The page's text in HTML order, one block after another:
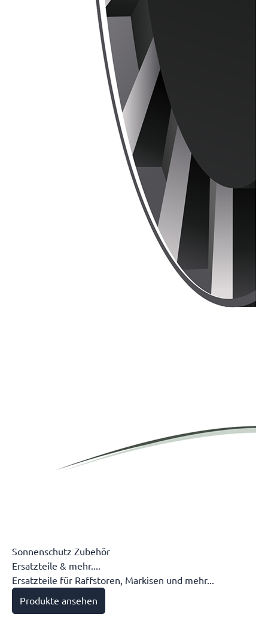
Sonnenschutz Zubehör
Ersatzteile & mehr....
Ersatzteile für Raffstoren, Markisen und mehr...
Produkte ansehen